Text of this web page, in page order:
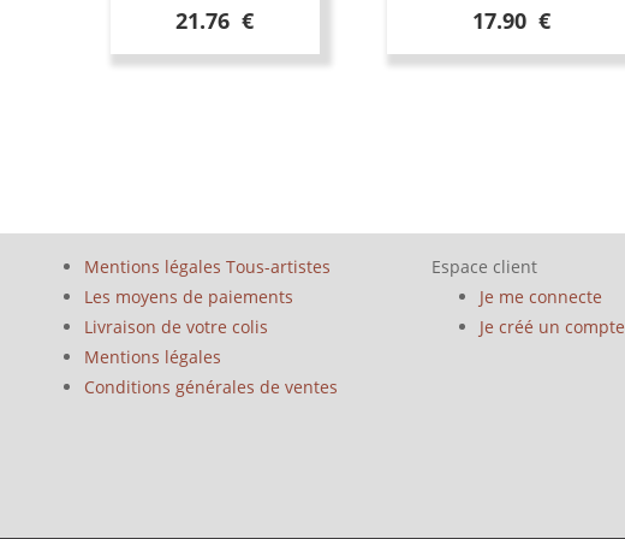
21.76 € 17.90 €
Mentions légales Tous-artistes
Les moyens de paiements
Livraison de votre colis
Mentions légales
Conditions générales de ventes
Espace client
Je me connecte
Je créé un compte